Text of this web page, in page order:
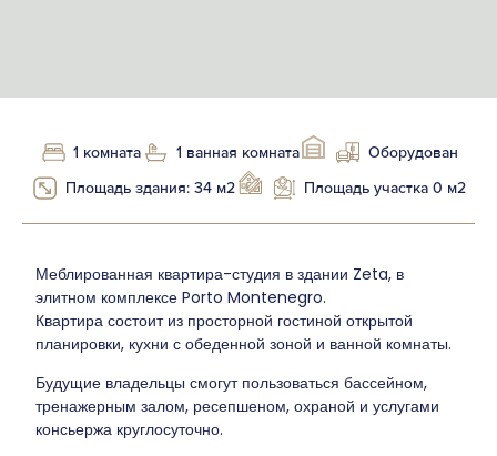
1 комната 1 ванная комната
Оборудован
Площадь здания: 34 м2
Площадь участка 0 м2
Меблированная квартира-студия в здании Zeta, в
элитном комплексе Porto Montenegro.
Квартира состоит из просторной гостиной открытой
планировки, кухни с обеденной зоной и ванной комнаты.
Будущие владельцы смогут пользоваться бассейном,
тренажерным залом, ресепшеном, охраной и услугами
консьержа круглосуточно.